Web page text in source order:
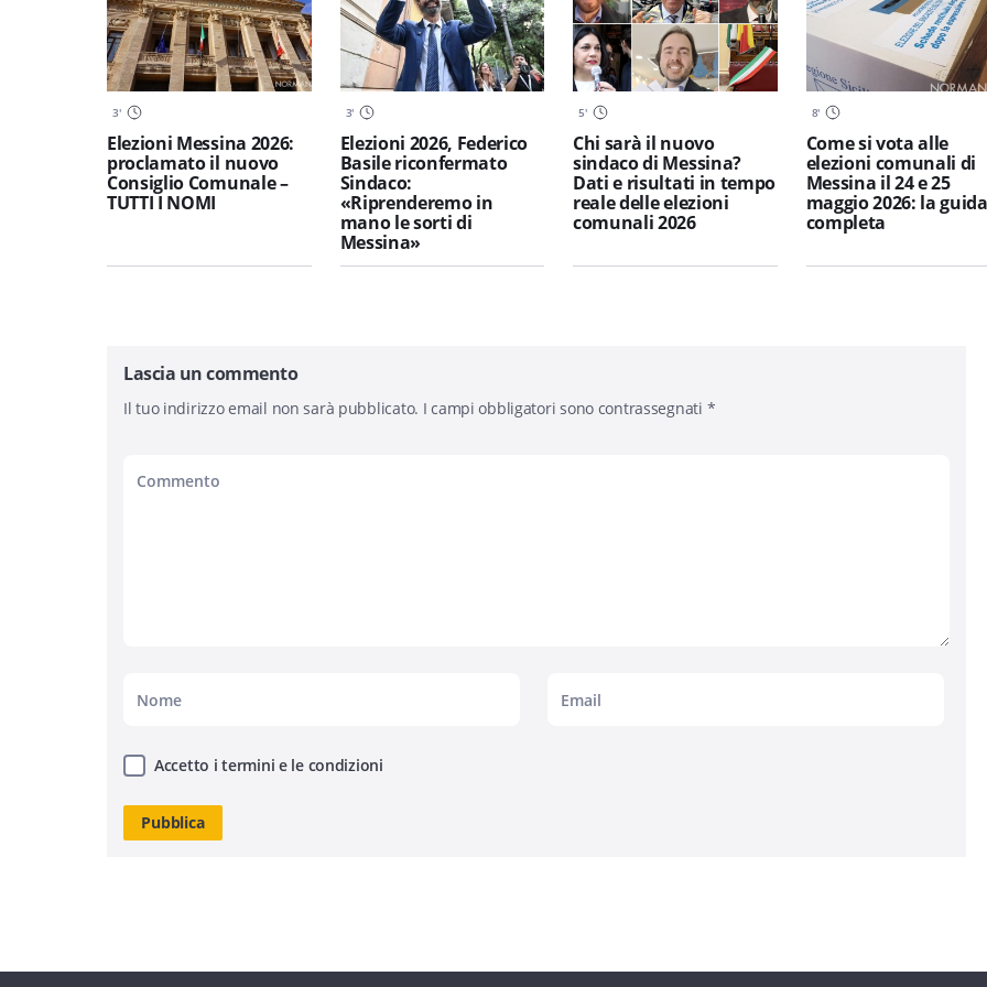
3'
Elezioni Messina 2026:
proclamato il nuovo
Consiglio Comunale –
TUTTI I NOMI
3'
Elezioni 2026, Federico
Basile riconfermato
Sindaco:
«Riprenderemo in
mano le sorti di
Messina»
5'
Chi sarà il nuovo
sindaco di Messina?
Dati e risultati in tempo
reale delle elezioni
comunali 2026
8'
Come si vota alle
elezioni comunali di
Messina il 24 e 25
maggio 2026: la guida
completa
Lascia un commento
Il tuo indirizzo email non sarà pubblicato. I campi obbligatori sono contrassegnati *
Accetto i termini e le condizioni